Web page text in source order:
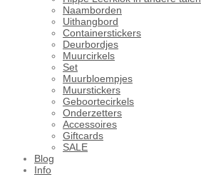
Naamborden
Uithangbord
Containerstickers
Deurbordjes
Muurcirkels
Set
Muurbloempjes
Muurstickers
Geboortecirkels
Onderzetters
Accessoires
Giftcards
SALE
Blog
Info